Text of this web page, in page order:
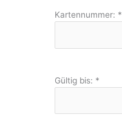
Kartennummer: *
Gültig bis: *